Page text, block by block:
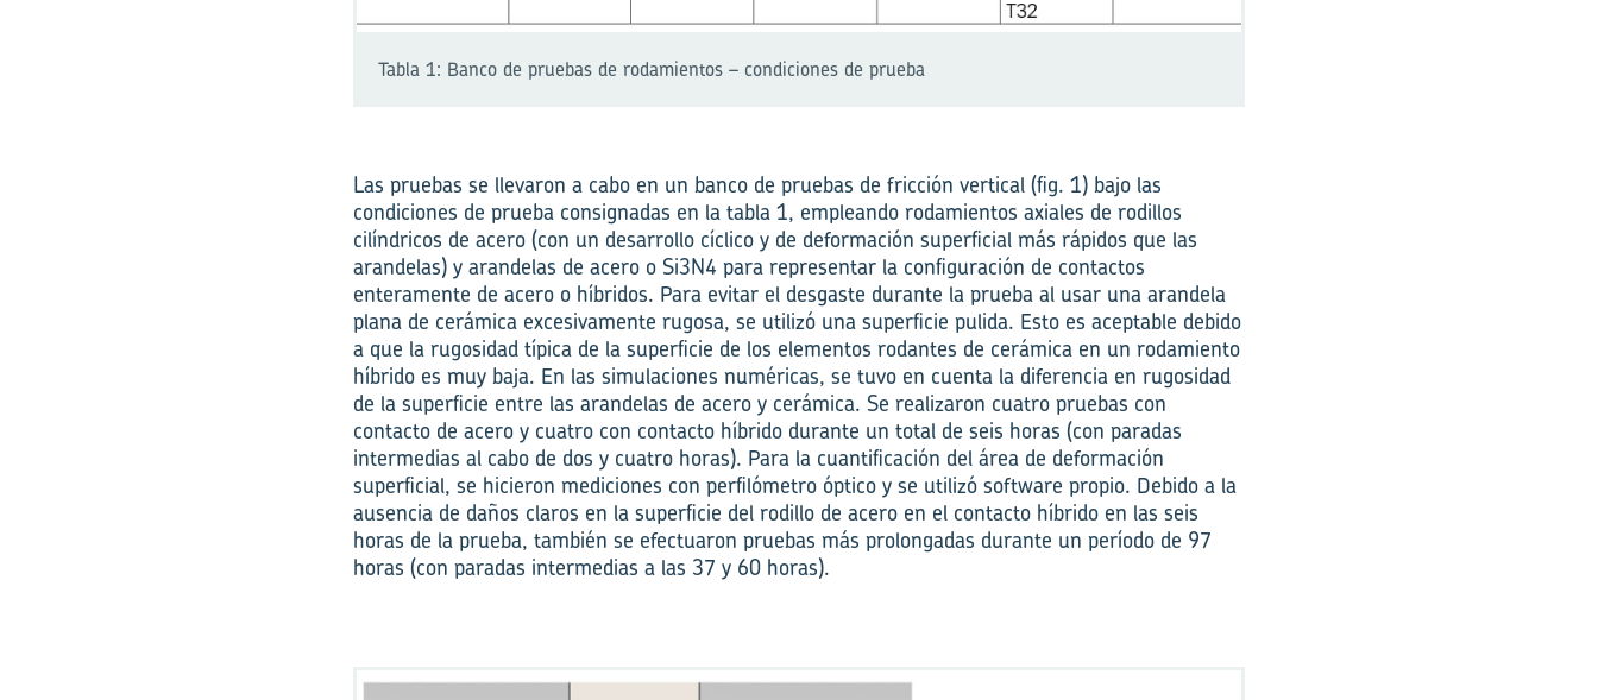
Tabla 1: Banco de pruebas de rodamientos – condiciones de prueba
Las pruebas se llevaron a cabo en un banco de pruebas de fricción vertical (fig. 1) bajo las
condiciones de prueba consignadas en la tabla 1, empleando rodamientos axiales de rodillos
cilíndricos de acero (con un desarrollo cíclico y de deformación superficial más rápidos que las
arandelas) y arandelas de acero o Si3N4 para representar la configuración de contactos
enteramente de acero o híbridos. Para evitar el desgaste durante la prueba al usar una arandela
plana de cerámica excesivamente rugosa, se utilizó una superficie pulida. Esto es aceptable debido
a que la rugosidad típica de la superficie de los elementos rodantes de cerámica en un rodamiento
híbrido es muy baja. En las simulaciones numéricas, se tuvo en cuenta la diferencia en rugosidad
de la superficie entre las arandelas de acero y cerámica. Se realizaron cuatro pruebas con
contacto de acero y cuatro con contacto híbrido durante un total de seis horas (con paradas
intermedias al cabo de dos y cuatro horas). Para la cuantificación del área de deformación
superficial, se hicieron mediciones con perfilómetro óptico y se utilizó software propio. Debido a la
ausencia de daños claros en la superficie del rodillo de acero en el contacto híbrido en las seis
horas de la prueba, también se efectuaron pruebas más prolongadas durante un período de 97
horas (con paradas intermedias a las 37 y 60 horas).